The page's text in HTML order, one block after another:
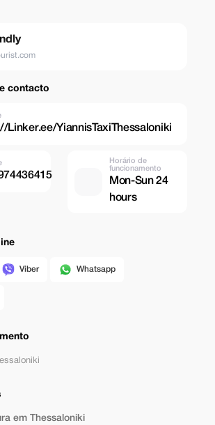
contacto
Linker.ee/YiannisTaxiThessaloniki
Horário de
funcionamento
Mon-Sun 24
hours
Viber Whatsapp
em Thessaloniki